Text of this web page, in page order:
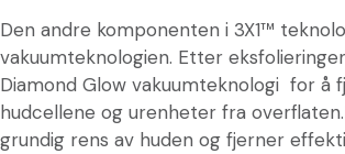
Den andre komponenten i 3X1™
vakuumteknologien. Etter
Diamond Glow vakuumteknologi for å
hudcellene og urenheter fra
grundig rens av huden og fjerner